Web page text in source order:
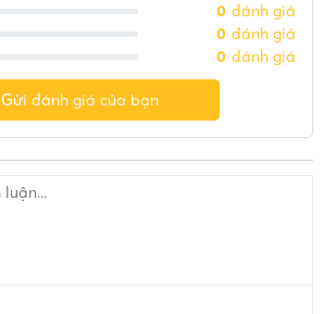
0 đánh giá
0 đánh giá
0 đánh giá
Gửi đánh giá của bạn